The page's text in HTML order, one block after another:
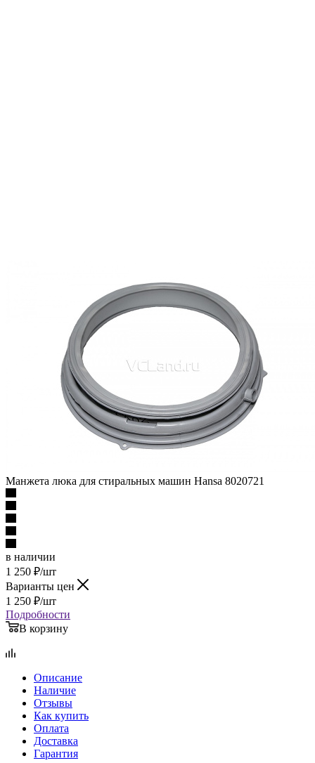
в наличии
1 250
Варианты цен
1 250
Подробности
В корзину
Отзывы
Как купить
Оплата
Доставка
Гарантия